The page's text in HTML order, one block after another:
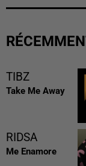
TIBZ
Take Me Away
RIDSA
Me Enamore